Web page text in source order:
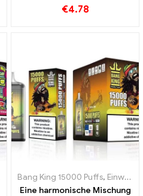
Marshmallows
€4.78
,Einweg-
Bang King 15000 Puffs, Einweg-E-Zigaretten Schweden
Eine harmonische Mischung